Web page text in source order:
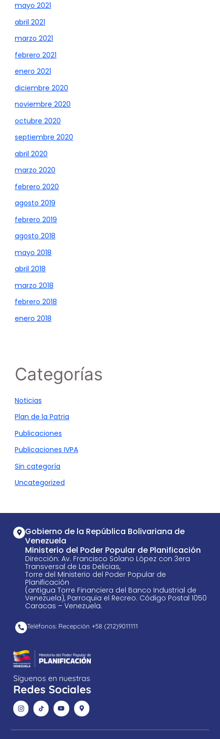
mayo 2021
abril 2021
marzo 2021
febrero 2021
enero 2021
diciembre 2020
noviembre 2020
octubre 2020
septiembre 2020
abril 2020
marzo 2020
febrero 2020
agosto 2019
febrero 2019
agosto 2018
mayo 2018
abril 2018
marzo 2018
febrero 2018
enero 2018
Categorías
Noticias
Plan de la Patria
Publicaciones
Publicaciones IVPA
Sin categoría
Uncategorized
Gobierno de la República Bolivariana de
Venezuela
Ministerio del Poder Popular de Planificación
Dirección: Av. Francisco Solano López con 3era
Transversal de Las Delicias,
Torre del Ministerio del Poder Popular de
Planificación
(antigua Torre Financiera del Banco Industrial de
Venezuela), Parroquia el Recreo. Código Postal 1050
Caracas – Venezuela.
Teléfonos: Recepción +58 ​(212)9011111
Síguenos en nuestras
Redes Sociales